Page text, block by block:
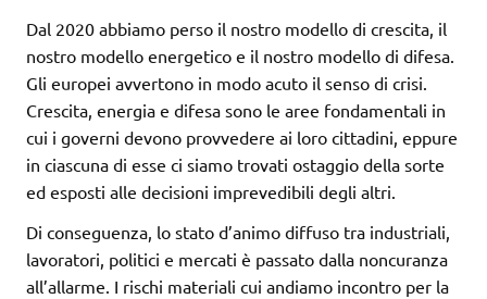
Dal 2020 abbiamo perso il nostro modello di crescita, il
nostro modello energetico e il nostro modello di difesa.
Gli europei avvertono in modo acuto il senso di crisi.
Crescita, energia e difesa sono le aree fondamentali in
cui i governi devono provvedere ai loro cittadini, eppure
in ciascuna di esse ci siamo trovati ostaggio della sorte
ed esposti alle decisioni imprevedibili degli altri.
Di conseguenza, lo stato d’animo diffuso tra industriali,
lavoratori, politici e mercati è passato dalla noncuranza
all’allarme. I rischi materiali cui andiamo incontro per la